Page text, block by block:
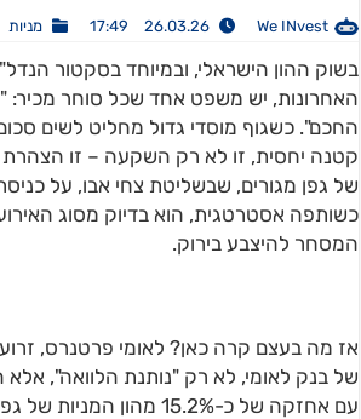
We INvest
26.03.26 17:49 מניות
בשוק ההון הישראלי, ובמיוחד בסקטור
האחרונות, יש משפט אחד שכל סוחר
החכם". כשגוף מוסדי גדול מחליט לשים
קטנה יחסית, זו לא רק השקעה – זו הצהרת
של גפן מגורים, שבשליטת צחי אבו, על
כשותפה אסטרטגית, הוא בדיוק מסוג
המסחר להיצבע בירוק.
אז מה בעצם קרה כאן? לאומי פרטנרס,
של בנק לאומי, לא רק "נותנת הלוואה", אלא
עם אחזקה של כ-15.2% מהון